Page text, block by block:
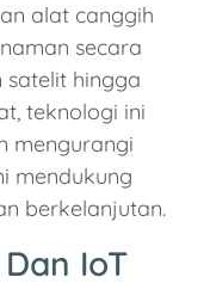
alat canggih
secara
satelit hingga
teknologi ini
mengurangi
mendukung
berkelanjutan.
IoT